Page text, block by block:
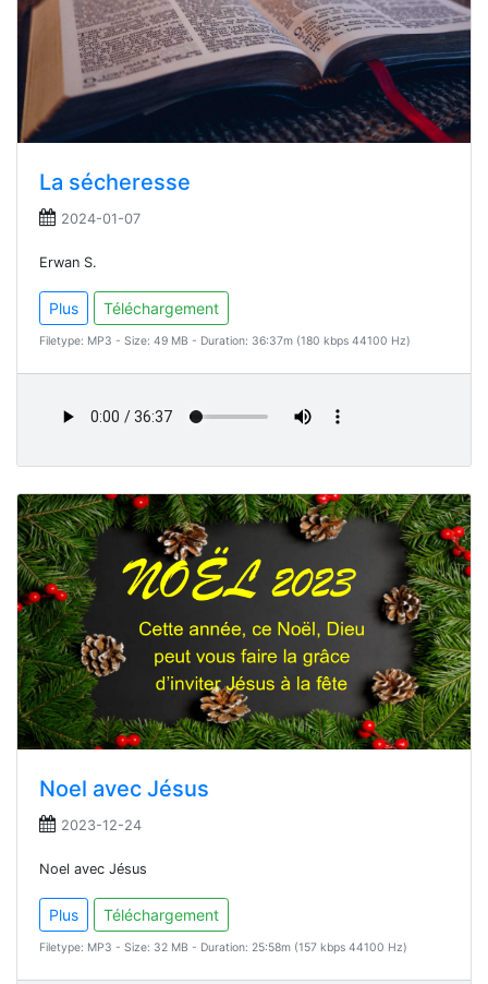
La sécheresse
2024-01-07
Erwan S.
Plus Téléchargement
Filetype: MP3 - Size: 49 MB - Duration: 36:37m (180 kbps 44100 Hz)
Noel avec Jésus
2023-12-24
Noel avec Jésus
Plus Téléchargement
Filetype: MP3 - Size: 32 MB - Duration: 25:58m (157 kbps 44100 Hz)